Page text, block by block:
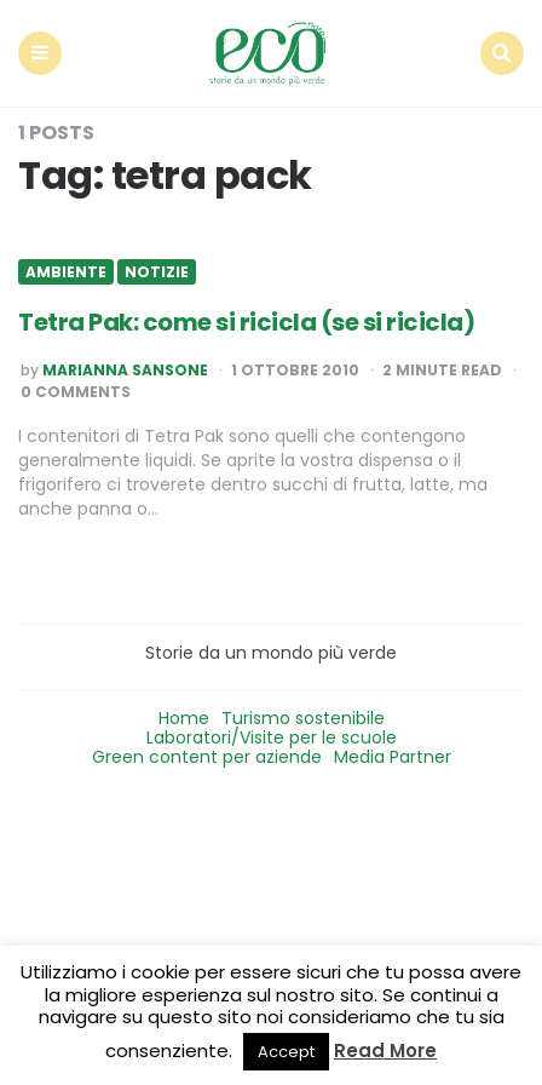
1 POSTS
Tag:tetra pack
AMBIENTE NOTIZIE
Tetra Pak: come si ricicla (se si ricicla)
POSTED
BY
by MARIANNA SANSONE 1 OTTOBRE 2010 2 MINUTE READ
0 COMMENTS
I contenitori di Tetra Pak sono quelli che contengono
generalmente liquidi. Se aprite la vostra dispensa o il
frigorifero ci troverete dentro succhi di frutta, latte, ma
anche panna o…
Storie da un mondo più verde
Home Turismo sostenibile
Laboratori/Visite per le scuole
Green content per aziende Media Partner
Utilizziamo i cookie per essere sicuri che tu possa avere
la migliore esperienza sul nostro sito. Se continui a
navigare su questo sito noi consideriamo che tu sia
consenziente.
Accept Read More